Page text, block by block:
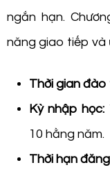
ngắn hạn.
năng giao tiếp và
Thời gian đào
Kỳ nhập học:
10 hằng năm.
Thời hạn